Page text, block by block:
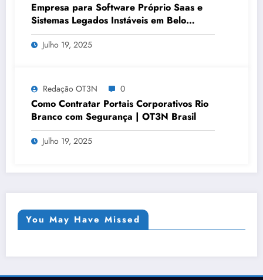
Empresa para Software Próprio Saas e
Sistemas Legados Instáveis em Belo
Horizonte | OT3N Brasil – Guia 3449
Julho 19, 2025
Redação OT3N 0
Como Contratar Portais Corporativos Rio
Branco com Segurança | OT3N Brasil
Julho 19, 2025
You May Have Missed